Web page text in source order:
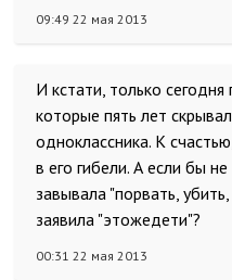
09:49 22 мая 2013
И кстати, только
которые пять лет
одноклассника. К
в его гибели. А если бы
завывала "порвать,
заявила "этожедети"?
00:31 22 мая 2013